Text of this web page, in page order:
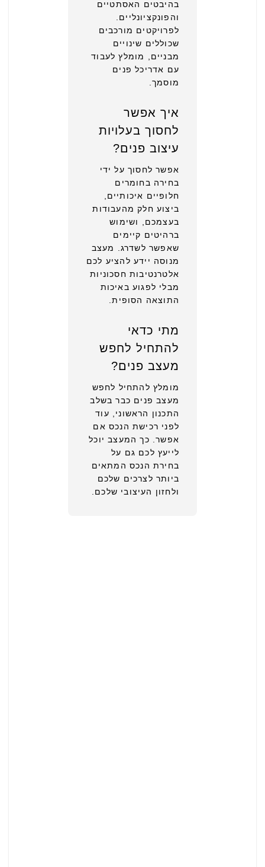
בהיבטים האסתטיים
והפונקציונליים.
לפרויקטים מורכבים
שכוללים שינויים
מבניים, מומלץ לעבוד
עם אדריכל פנים
מוסמך.
איך אפשר
לחסוך בעלויות
עיצוב פנים?
אפשר לחסוך על ידי
בחירה בחומרים
חלופיים איכותיים,
ביצוע חלק מהעבודות
בעצמכם, ושימוש
ברהיטים קיימים
שאפשר לשדרג. מעצב
מנוסה יידע להציע לכם
אלטרנטיבות חסכוניות
מבלי לפגוע באיכות
התוצאה הסופית.
מתי כדאי
להתחיל לחפש
מעצב פנים?
מומלץ להתחיל לחפש
מעצב פנים כבר בשלב
התכנון הראשוני, עוד
לפני רכישת הנכס אם
אפשר. כך המעצב יוכל
לייעץ לכם גם על
בחירת הנכס המתאים
ביותר לצרכים שלכם
ולחזון העיצובי שלכם.